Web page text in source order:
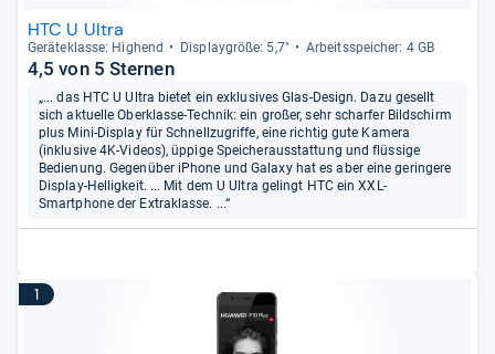
HTC U Ultra
Gerä­te­klasse: Hig­hend Dis­play­größe: 5,7" Arbeitsspei­cher: 4 GB
4,5 von 5 Sternen
„... das HTC U Ultra bietet ein exklusives Glas-Design. Dazu gesellt
sich aktuelle Oberklasse-Technik: ein großer, sehr scharfer Bildschirm
plus Mini-Display für Schnellzugriffe, eine richtig gute Kamera
(inklusive 4K-Videos), üppige Speicherausstattung und flüssige
Bedienung. Gegenüber iPhone und Galaxy hat es aber eine geringere
Display-Helligkeit. ... Mit dem U Ultra gelingt HTC ein XXL-
Smartphone der Extraklasse. ...“
1